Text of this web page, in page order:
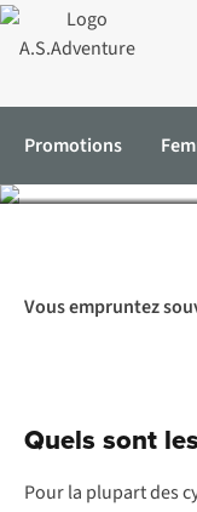
Promotions
Accueil Expertise &
Vous empruntez
Quels sont
Pour la plupart des